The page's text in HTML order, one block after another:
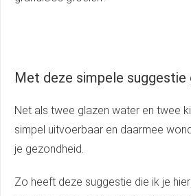
Met deze simpele suggestie
Net als twee glazen water en twee
simpel uitvoerbaar en daarmee
je gezondheid.
Zo heeft deze suggestie die ik je